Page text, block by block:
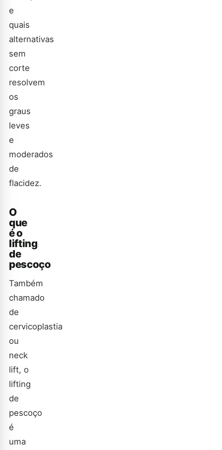
e
quais
alternativas
sem
corte
resolvem
os
graus
leves
e
moderados
de
flacidez.
O
que
é o
lifting
de
pescoço
Também
chamado
de
cervicoplastia
ou
neck
lift, o
lifting
de
pescoço
é
uma